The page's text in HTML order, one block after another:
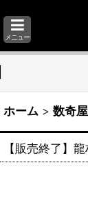
メニュー
ホーム > 数奇
【販売終了